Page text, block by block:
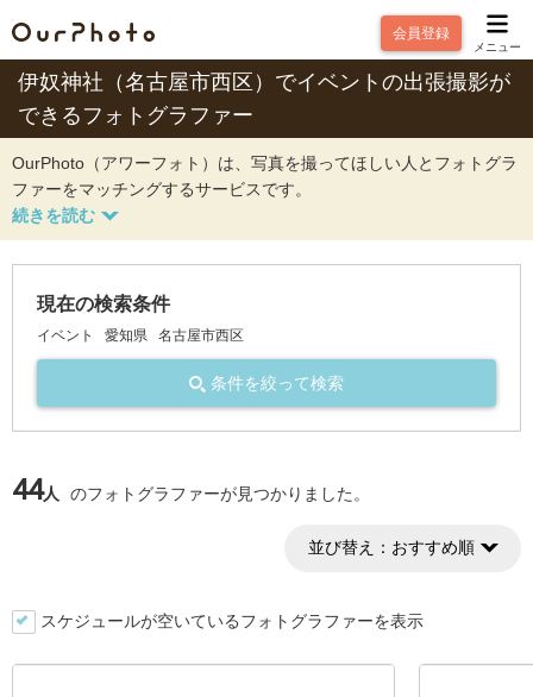
会員登録
メニュー
伊奴神社（名古屋市西区）でイベントの出張撮影が
できるフォトグラファー
OurPhoto（アワーフォト）は、写真を撮ってほしい人とフォトグラ
ファーをマッチングするサービスです。
現在の検索条件
イベント 愛知県 名古屋市西区
条件を絞って検索
44人 のフォトグラファーが見つかりました。
並び替え： おすすめ順
スケジュールが空いているフォトグラファーを表示